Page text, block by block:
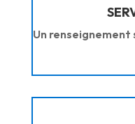
Un